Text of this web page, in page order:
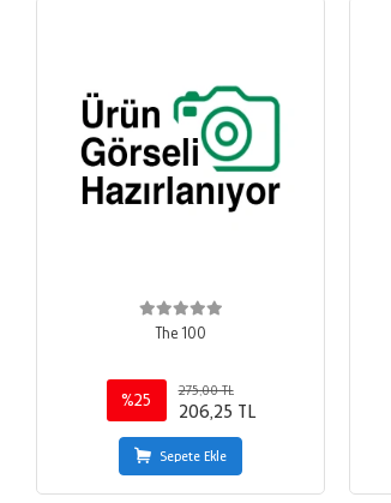
The 100
%25
275,00 TL
206,25 TL
Sepete Ekle